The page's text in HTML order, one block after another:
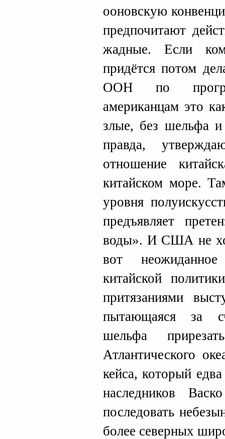
ооновскую
предпочитают
жадные. Если
придётся потом
ООН по
американцам это
злые, без шельфа
правда,
отношение
китайском море.
уровня
предъявляет
воды». И США не
вот неожиданное
китайской
притязаниями
пытающаяся за
шельфа
Атлантического
кейса, который
наследников
последовать
более северных